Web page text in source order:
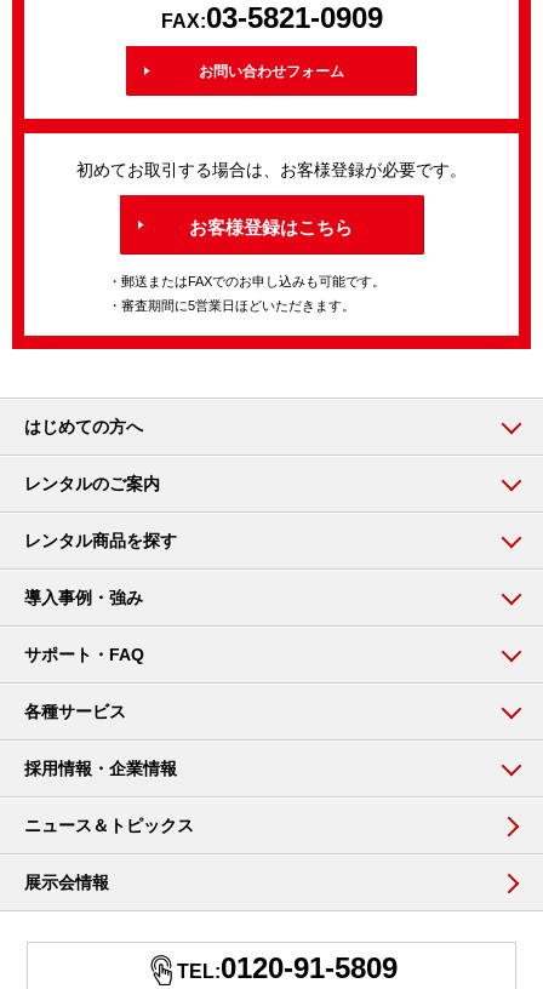
FAX:03-5821-0909
お問い合わせフォーム
初めてお取引する場合は、お客様登録が必要です。
お客様登録はこちら
・郵送またはFAXでのお申し込みも可能です。
・審査期間に5営業日ほどいただきます。
はじめての方へ
レンタルのご案内
レンタル商品を探す
導入事例・強み
サポート・FAQ
各種サービス
採用情報・企業情報
ニュース＆トピックス
展示会情報
TEL:0120-91-5809